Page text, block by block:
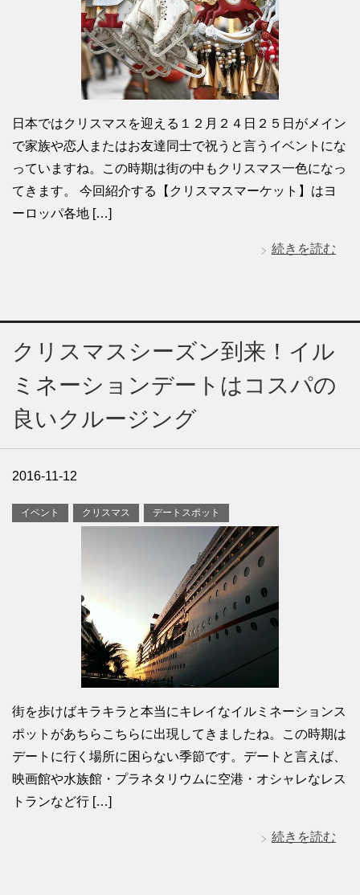
日本ではクリスマスを迎える１２月２４日２５日がメイン
で家族や恋人またはお友達同士で祝うと言うイベントにな
っていますね。この時期は街の中もクリスマス一色になっ
てきます。 今回紹介する【クリスマスマーケット】はヨ
ーロッパ各地 […]
続きを読む
クリスマスシーズン到来！イル
ミネーションデートはコスパの
良いクルージング
2016-11-12
イベント クリスマス デートスポット
街を歩けばキラキラと本当にキレイなイルミネーションス
ポットがあちらこちらに出現してきましたね。この時期は
デートに行く場所に困らない季節です。デートと言えば、
映画館や水族館・プラネタリウムに空港・オシャレなレス
トランなど行 […]
続きを読む